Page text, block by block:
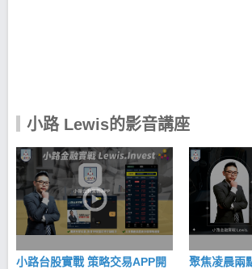
載 >> https://cmy.tw/00BKu8
小路 Lewis的影音講座
小路台股實戰 策略交易APP開
聚焦凌晨兩